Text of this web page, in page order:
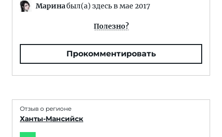
Маринабыл(а) здесь в мае 2017
Полезно?
Прокомментировать
Отзыв о регионе
Ханты-Мансийск